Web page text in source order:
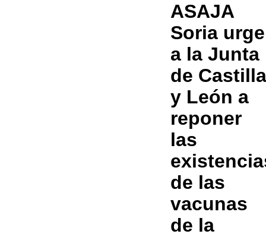
ASAJA
Soria urge
a la Junta
de Castilla
y León a
reponer
las
de las
vacunas
de la